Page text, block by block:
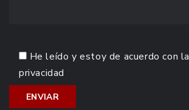
He leído y estoy de acuerdo con la
privacidad